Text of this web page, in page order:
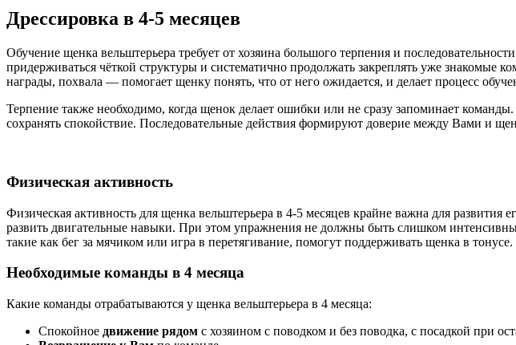
Дрессировка в 4‑5 месяцев
Обучение щенка вельштерьера требует от хозяина большого терпения и
придерживаться чёткой структуры и систематично продолжать закреплять уже
награды, похвала — помогает щенку понять, что от него ожидается, и делает процесс
Терпение также необходимо, когда щенок делает ошибки или не сразу запоминает
сохранять спокойствие. Последовательные действия формируют доверие между Вами и
Физическая активность
Физическая активность для щенка вельштерьера в 4-5 месяцев крайне важна для
развить двигательные навыки. При этом упражнения не должны быть слишком
такие как бег за мячиком или игра в перетягивание, помогут поддерживать щенка в тонусе.
Необходимые команды в 4 месяца
Какие команды отрабатываются у щенка вельштерьера в 4 месяца:
Спокойное движение рядом с хозяином с поводком и без поводка, с посадкой при